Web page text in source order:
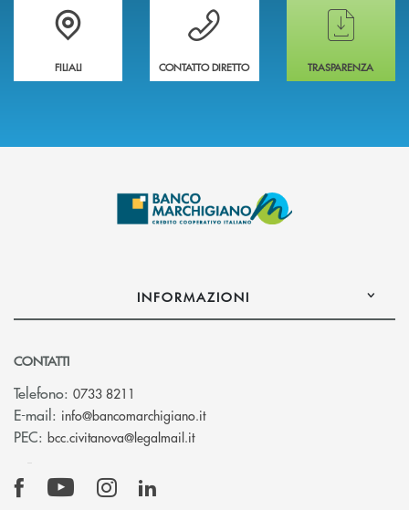
Trova la filiale più vicina a te
FILIALI
Hai bisogno di assistenza immediata ?
CONTATTO DIRETTO
Hai bisogno di
TRASPARENZA
INFORMAZIONI
CONTATTI
Telefono: 0733 8211
E-mail: info@bancomarchigiano.it(si apre l’app di posta
PEC: bcc.civitanova@legalmail.it(si apre l’app di posta elettronica)